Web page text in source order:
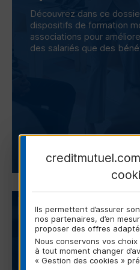
Découvrez dans ce
dispositifs de formation
associations pour
des salariés que des
Consulter la lettre
04/11/2025
Novembre
LETTRE PARTENAIRE
Ils permettent d’assurer
nos partenaires, d’en
proposer des offres
Nous conservons vos
à tout moment changer
« Gestion des cookies »